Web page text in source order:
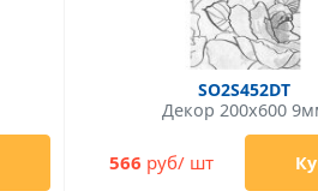
SO2S452DT
Декор 200x600
566 руб/ шт